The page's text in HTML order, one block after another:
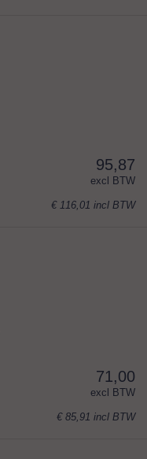
95,87
excl BTW
€ 116,01 incl BTW
71,00
excl BTW
€ 85,91 incl BTW